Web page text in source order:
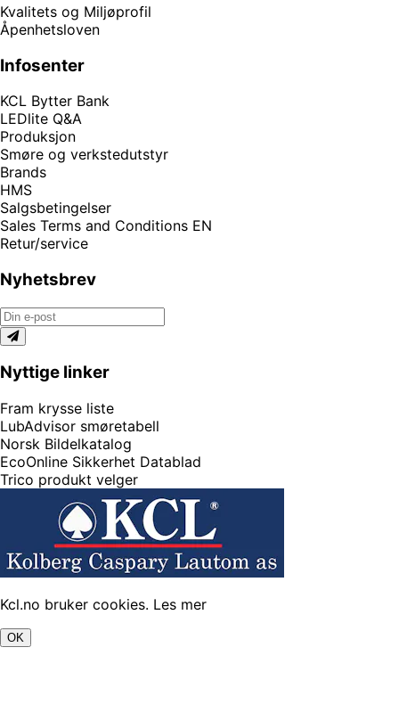
Kvalitets og Miljøprofil
Åpenhetsloven
Infosenter
KCL Bytter Bank
LEDlite Q&A
Produksjon
Smøre og verkstedutstyr
Brands
HMS
Salgsbetingelser
Sales Terms and Conditions EN
Retur/service
Nyhetsbrev
Nyttige linker
Fram krysse liste
LubAdvisor smøretabell
Norsk Bildelkatalog
EcoOnline Sikkerhet Datablad
Trico produkt velger
Kcl.no bruker cookies. Les mer
OK